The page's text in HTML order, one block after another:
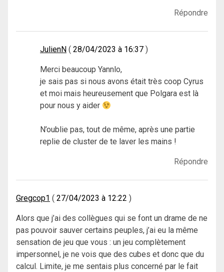
Répondre
JulienN 28/04/2023 à 16:37
Merci beaucoup Yannlo,
je sais pas si nous avons était très coop Cyrus
et moi mais heureusement que Polgara est là
pour nous y aider
N’oublie pas, tout de même, après une partie
replie de cluster de te laver les mains !
Répondre
Gregcop1 27/04/2023 à 12:22
Alors que j’ai des collègues qui se font un drame de ne
pas pouvoir sauver certains peuples, j’ai eu la même
sensation de jeu que vous : un jeu complètement
impersonnel, je ne vois que des cubes et donc que du
calcul. Limite, je me sentais plus concerné par le fait